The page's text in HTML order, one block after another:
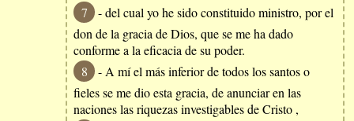
7
- del cual yo he sido constituido ministro, por el
don de la gracia de Dios, que se me ha dado
conforme a la eficacia de su poder.
8
- A mí el más inferior de todos los santos o
fieles se me dio esta gracia, de anunciar en las
naciones las riquezas investigables de Cristo ,